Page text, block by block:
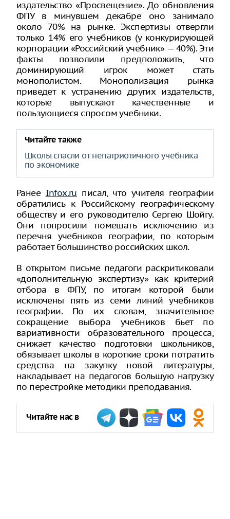
издательство «Просвещение». До обновления
ФПУ в минувшем декабре оно занимало
около 70% на рынке. Экспертизы отвергли
только 14% его учебников (у конкурирующей
корпорации «Российский учебник» — 40%). Эти
факты позволили предположить, что
доминирующий игрок может стать
монополистом. Монополизация рынка
приведет к устранению других издательств,
которые выпускают качественные и
пользующиеся спросом учебники.
Читайте также
Школы спасли от непатриотичного учебника
по экономике
Ранее Infox.ru писал, что учителя географии
обратились к Российскому географическому
обществу и его руководителю Сергею Шойгу.
Они попросили помешать исключению из
перечня учебников географии, по которым
работает большинство российских школ.
В открытом письме педагоги раскритиковали
«дополнительную экспертизу» как критерий
отбора в ФПУ, по итогам которой были
исключены пять из семи линий учебников
географии. По их словам, значительное
сокращение выбора учебников бьет по
вариативности образовательного процесса,
снижает качество подготовки школьников,
обязывает школы в короткие сроки потратить
средства на закупку новой литературы,
накладывает на педагогов большую нагрузку
по перестройке методики преподавания.
Читайте нас в